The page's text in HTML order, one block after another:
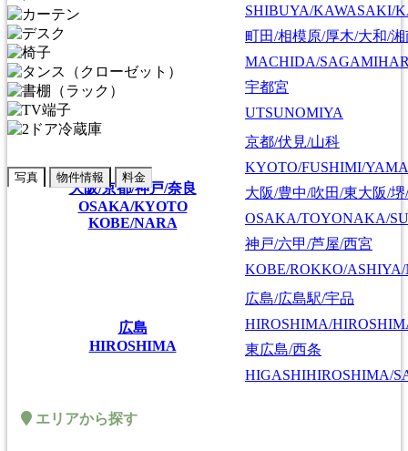
SHIBUYA/KAWASAKI/
町田/相模原/厚木/大和/湘
MACHIDA/
宇都宮
UTSUNOMIYA
大阪/京都/神戸/奈良
OSAKA/KYOTO
KOBE/NARA
京都/伏見/山科
KYOTO/FUSHIMI/
大阪/豊中/吹田/東大阪/
OSAKA/TOYONAKA/
神戸/六甲/芦屋/西宮
KOBE/ROKKO/
広島
HIROSHIMA
広島/広島駅/宇品
HIROSHIMA/
東広島/西条
HIGASHIHIROSHIMA/
エリアから探す
写真 物件情報 料金